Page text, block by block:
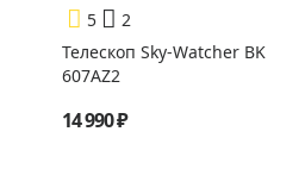
5
2
Телескоп Sky-Watcher BK
607AZ2
14 990 ₽